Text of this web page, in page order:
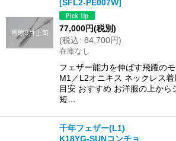
[SFL2-PE007W]
77,000円(税別)
(税込: 84,700円)
在庫なし
フェザー能力を伸ばす飛躍の
M1／L2オニキス ネックレス
目安 おすすめ お洋服の上から
短…
千年フェザー(L1)
K18YG-SUNコンチョ